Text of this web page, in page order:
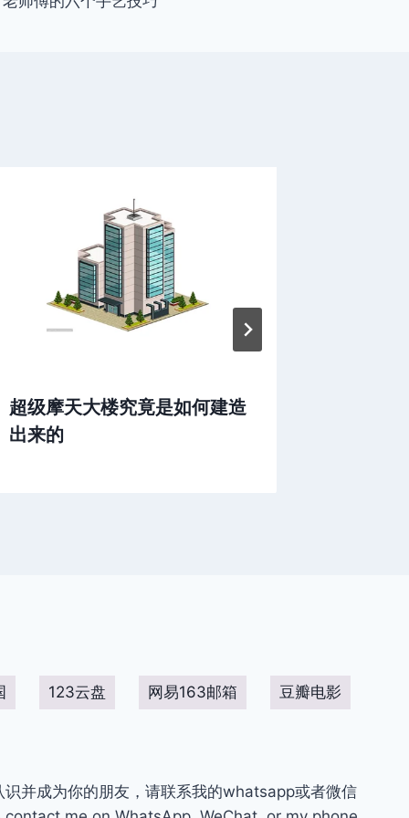
超级摩天大楼究竟是如何建造
出来的
123云盘 网易163邮箱 豆瓣电影
并成为你的朋友，请联系我的whatsapp或者微信